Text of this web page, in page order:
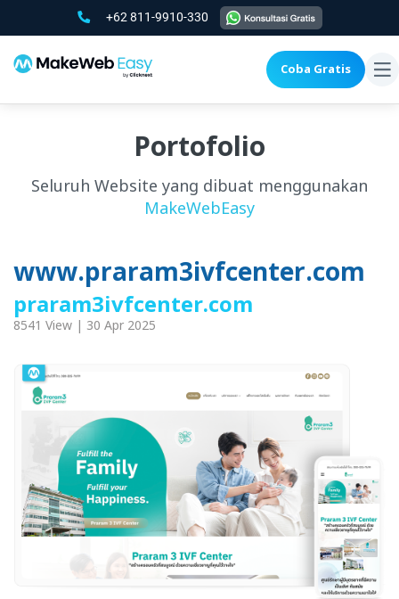
+62 811-9910-330
Coba Gratis
Portofolio
Seluruh Website yang dibuat menggunakan
MakeWebEasy
www.praram3ivfcenter.com
praram3ivfcenter.com
8541 View | 30 Apr 2025